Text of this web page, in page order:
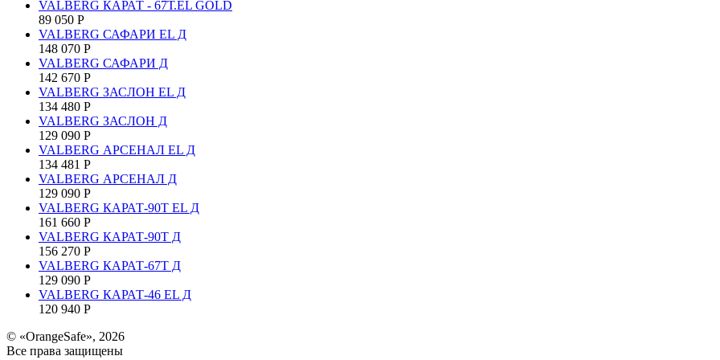
VALBERG КАРАТ - 67Т.EL GOLD
89 050 Р
VALBERG САФАРИ EL Д
148 070 Р
VALBERG САФАРИ Д
142 670 Р
VALBERG ЗАСЛОН EL Д
134 480 Р
VALBERG ЗАСЛОН Д
129 090 Р
VALBERG АРСЕНАЛ EL Д
134 481 Р
VALBERG АРСЕНАЛ Д
129 090 Р
VALBERG КАРАТ-90T EL Д
161 660 Р
VALBERG КАРАТ-90T Д
156 270 Р
VALBERG КАРАТ-67T Д
129 090 Р
VALBERG КАРАТ-46 EL Д
120 940 Р
© «OrangeSafe», 2026
Все права защищены